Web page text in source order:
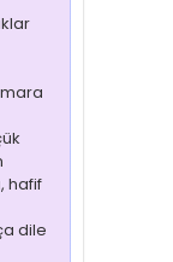
hafif
dile